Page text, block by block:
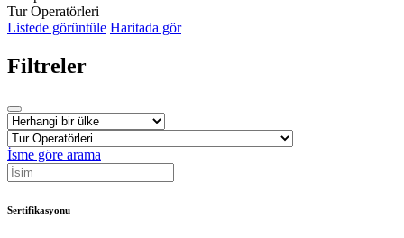
Tur Operatörleri
Listede görüntüle Haritada gör
Filtreler
İsme göre arama
Sertifikasyonu